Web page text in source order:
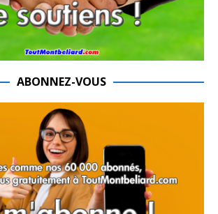
ABONNEZ-VOUS